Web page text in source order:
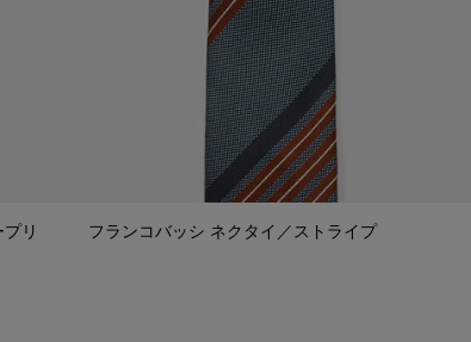
リ
フランコバッシ ネクタイ／ストライプ